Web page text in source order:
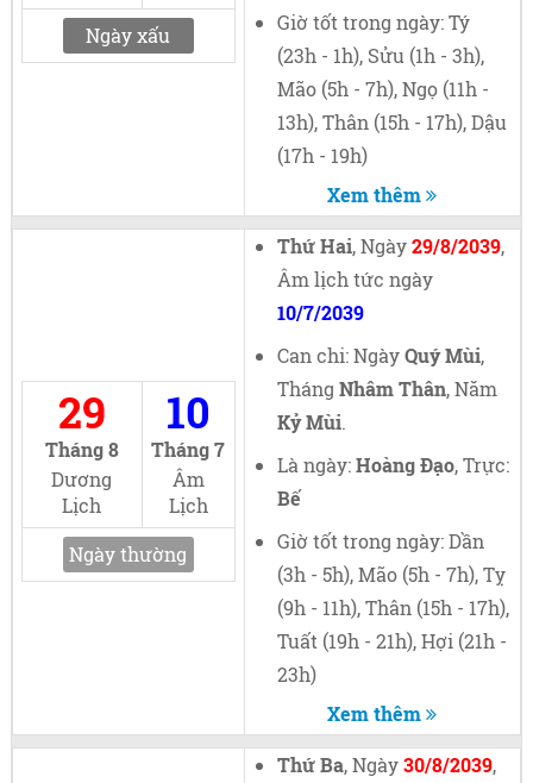
Ngày xấu
Giờ tốt trong ngày: Tý
(23h - 1h), Sửu (1h - 3h),
Mão (5h - 7h), Ngọ (11h -
13h), Thân (15h - 17h), Dậu
(17h - 19h)
Xem thêm
29
Tháng 8
Dương
Lịch
10
Tháng 7
Âm
Lịch
Ngày thường
Thứ Hai, Ngày29/8/2039,
Âm lịch tức ngày
10/7/2039
Can chi: NgàyQuý Mùi,
Tháng Nhâm Thân, Năm
Kỷ Mùi.
Là ngày:Hoàng Đạo, Trực:
Bế
Giờ tốt trong ngày: Dần
(3h - 5h), Mão (5h - 7h), Tỵ
(9h - 11h), Thân (15h - 17h),
Tuất (19h - 21h), Hợi (21h -
23h)
Xem thêm
Thứ Ba, Ngày30/8/2039,